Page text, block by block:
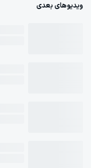
ویدیوهای بعدی